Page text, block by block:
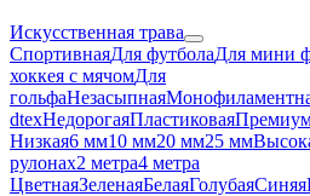
Искусственная трава
СпортивнаяДля футболаДля мини
хоккея с мячомДля
гольфаНезасыпная
dtexНедорогаяПластиковая
Низкая6 мм10 мм20 мм25 мм
рулонах2 метра4 метра
ЦветнаяЗеленаяБелаяГолубаяСиняя